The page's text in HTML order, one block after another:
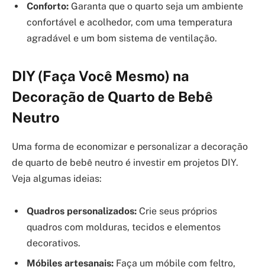
Conforto: Garanta que o quarto seja um ambiente
confortável e acolhedor, com uma temperatura
agradável e um bom sistema de ventilação.
DIY (Faça Você Mesmo) na
Decoração de Quarto de Bebê
Neutro
Uma forma de economizar e personalizar a decoração
de quarto de bebê neutro é investir em projetos DIY.
Veja algumas ideias:
Quadros personalizados: Crie seus próprios
quadros com molduras, tecidos e elementos
decorativos.
Móbiles artesanais: Faça um móbile com feltro,